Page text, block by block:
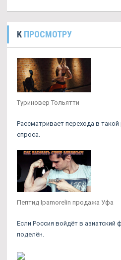
К ПРОСМОТРУ
Туриновер Тольятти
Рассматривает перехода в
спроса.
Пептид Ipamorelin продажа Уфа
Если Россия войдёт в
поделён.